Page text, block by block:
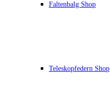
Faltenbalg Shop
Teleskopfedern Shop